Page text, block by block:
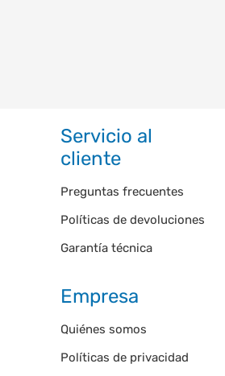
Servicio al
cliente
Preguntas frecuentes
Políticas de devoluciones
Garantía técnica
Empresa
Quiénes somos
Políticas de privacidad